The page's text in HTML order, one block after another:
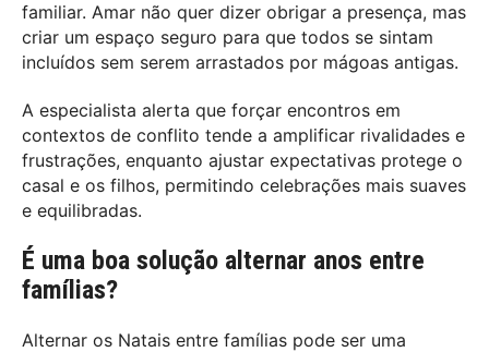
familiar. Amar não quer dizer obrigar a presença, mas
criar um espaço seguro para que todos se sintam
incluídos sem serem arrastados por mágoas antigas.
A especialista alerta que forçar encontros em
contextos de conflito tende a amplificar rivalidades e
frustrações, enquanto ajustar expectativas protege o
casal e os filhos, permitindo celebrações mais suaves
e equilibradas.
É uma boa solução alternar anos entre
famílias?
Alternar os Natais entre famílias pode ser uma